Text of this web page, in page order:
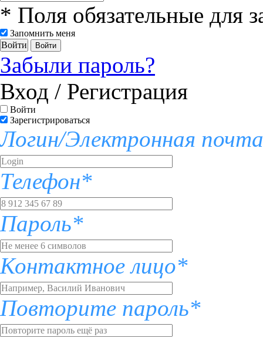
* Поля обязательные для
Запомнить меня
Войти
Забыли пароль?
Вход / Регистрация
Войти
Зарегистрироваться
Логин/Электронная
Телефон*
Пароль*
Контактное лицо*
Повторите пароль*